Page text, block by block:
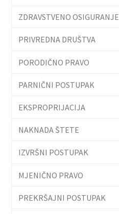
ZDRAVSTVENO OSIGURANJE
PRIVREDNA DRUŠTVA
PORODIČNO PRAVO
PARNIČNI POSTUPAK
EKSPROPRIJACIJA
NAKNADA ŠTETE
IZVRŠNI POSTUPAK
MJENIČNO PRAVO
PREKRŠAJNI POSTUPAK